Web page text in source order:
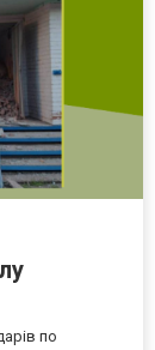
по